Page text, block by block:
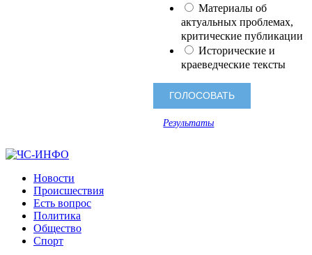
Материалы об
актуальных проблемах,
критические публикации
Исторические и
краеведческие тексты
Результаты
Новости
Происшествия
Есть вопрос
Политика
Общество
Спорт